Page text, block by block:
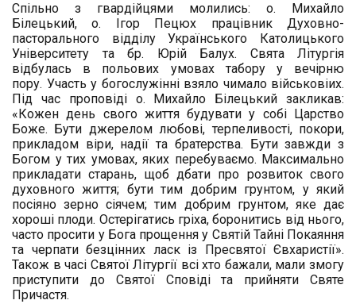
Спільно з гвардійцями молились: о. Михайло
Білецький, о. Ігор Пецюх працівник Духовно-
пасторального відділу Українського Католицького
Університету та бр. Юрій Балух. Свята Літургія
відбулась в польових умовах табору у вечірню
пору. Участь у богослужінні взяло чимало військовіих.
Під час проповіді о. Михайло Білецький закликав:
«Кожен день свого життя будувати у собі Царство
Боже. Бути джерелом любові, терпеливості, покори,
прикладом віри, надії та братерства. Бути завжди з
Богом у тих умовах, яких перебуваємо. Максимально
прикладати старань, щоб дбати про розвиток свого
духовного життя; бути тим добрим грунтом, у який
посіяно зерно сіячем; тим добрим грунтом, яке дає
хороші плоди. Остерігатись гріха, боронитись від нього,
часто просити у Бога прощення у Святій Тайні Покаяння
та черпати безцінних ласк із Пресвятої Євхаристії».
Також в часі Святої Літургії всі хто бажали, мали змогу
приступити до Святої Сповіді та прийняти Святе
Причастя.